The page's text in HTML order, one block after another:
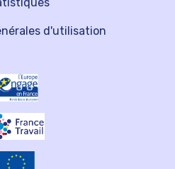
d'utilisation